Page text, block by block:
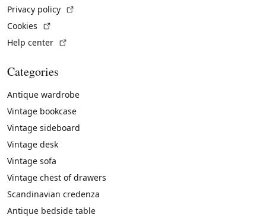
Privacy policy
Cookies
Help center
Categories
Antique wardrobe
Vintage bookcase
Vintage sideboard
Vintage desk
Vintage sofa
Vintage chest of drawers
Scandinavian credenza
Antique bedside table